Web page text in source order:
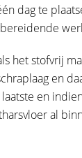
dag te
het stofvrij
en
en
al